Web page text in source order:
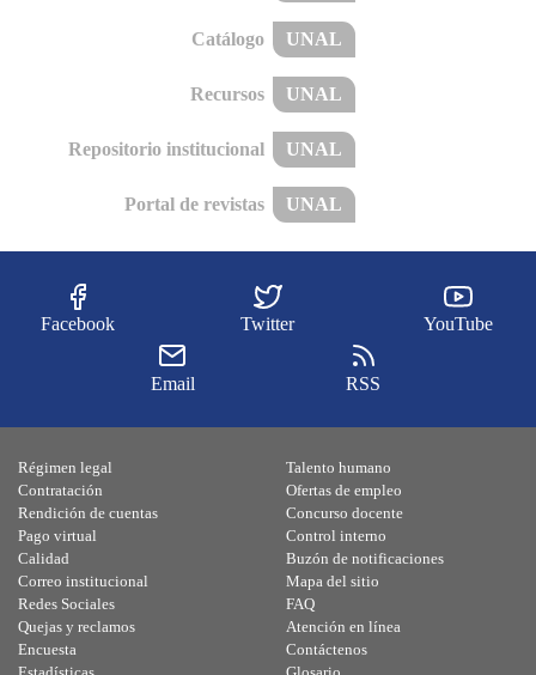
Catálogo UNAL
Recursos UNAL
Repositorio institucional UNAL
Portal de revistas UNAL
Facebook Twitter YouTube
Email RSS
Régimen legal
Contratación
Rendición de cuentas
Pago virtual
Calidad
Talento humano
Ofertas de empleo
Concurso docente
Control interno
Buzón de notificaciones
Correo institucional
Redes Sociales
Quejas y reclamos
Encuesta
Mapa del sitio
FAQ
Atención en línea
Contáctenos